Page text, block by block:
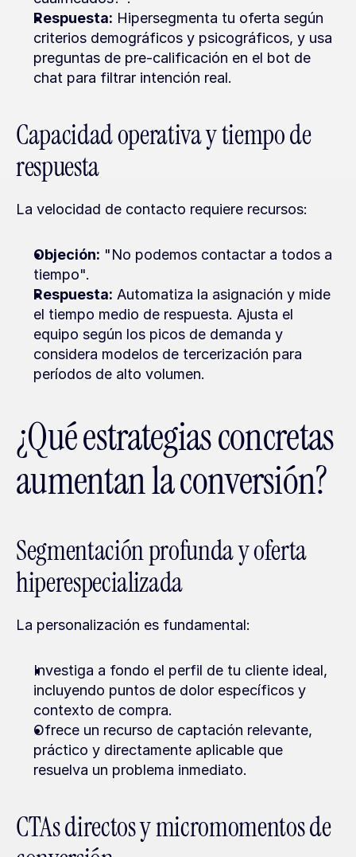
Respuesta: Hipersegmenta tu oferta según
criterios demográficos y psicográficos, y usa
preguntas de pre-calificación en el bot de
chat para filtrar intención real.
Capacidad operativa y tiempo de
respuesta
La velocidad de contacto requiere recursos:
Objeción: "No podemos contactar a todos a
tiempo".
Respuesta: Automatiza la asignación y mide
el tiempo medio de respuesta. Ajusta el
equipo según los picos de demanda y
considera modelos de tercerización para
períodos de alto volumen.
¿Qué estrategias concretas
aumentan la conversión?
Segmentación profunda y oferta
hiperespecializada
La personalización es fundamental:
Investiga a fondo el perfil de tu cliente ideal,
incluyendo puntos de dolor específicos y
contexto de compra.
Ofrece un recurso de captación relevante,
práctico y directamente aplicable que
resuelva un problema inmediato.
CTAs directos y micromomentos de